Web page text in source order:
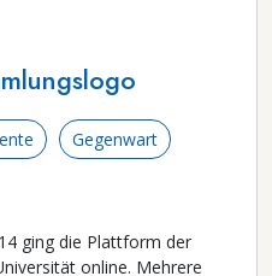
Gegenwart
ging die Plattform der
online. Mehrere